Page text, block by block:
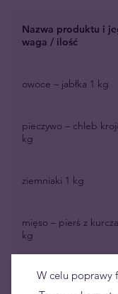
Nazwa produktu i
waga / ilość
owoce – jabłka 1 kg
pieczywo – chleb
kg
ziemniaki 1 kg
mięso – pierś z
kg
jajka 10 szt.
W celu poprawy